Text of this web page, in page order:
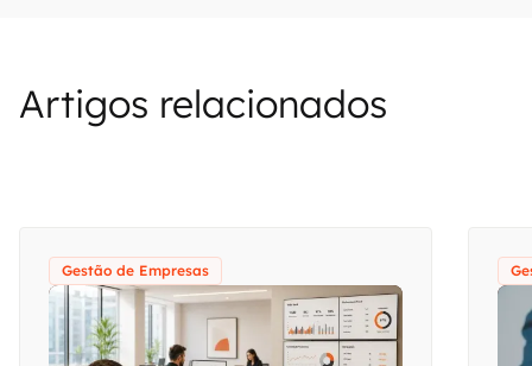
Artigos relacionados
Gestão de Empresas